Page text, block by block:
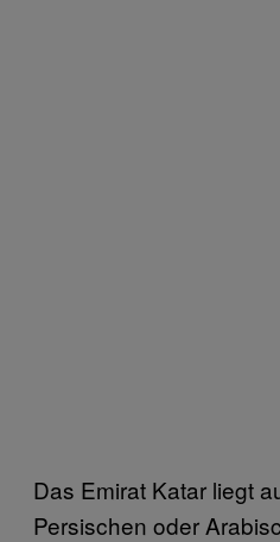
Das Emirat Katar liegt
Persischen oder